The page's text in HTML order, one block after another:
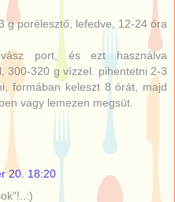
g porélesztő, lefedve, 12-24 óra
port, és ezt használva
300-320 g vízzel. pihentetni 2-3
formában keleszt 8 órát, majd
vagy lemezen megsüt.
20. 18:20